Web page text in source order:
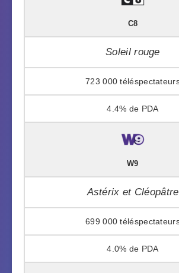
C8
Soleil rouge
723 000
4.4%
W9
Astérix et Cléopâtre
699 000
4.0%